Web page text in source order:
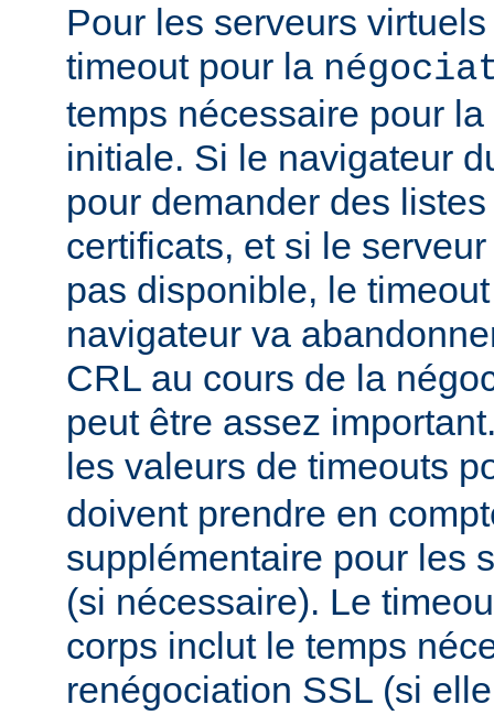
Pour les serveurs
timeout pour la
temps nécessaire pour
initiale. Si le navigateur
pour demander des
certificats, et si le
pas disponible, le
navigateur va
CRL au cours de la
peut être assez
les valeurs de timeouts
doivent prendre en
supplémentaire pour les
(si nécessaire). Le
corps inclut le temps
renégociation SSL (si